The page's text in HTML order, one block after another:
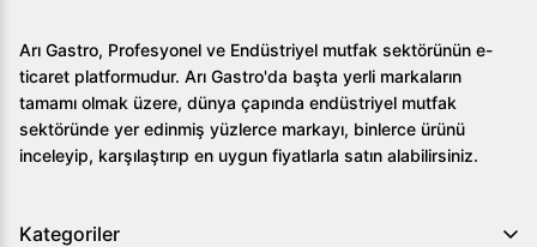
Arı Gastro, Profesyonel ve Endüstriyel mutfak sektörünün e-
ticaret platformudur. Arı Gastro'da başta yerli markaların
tamamı olmak üzere, dünya çapında endüstriyel mutfak
sektöründe yer edinmiş yüzlerce markayı, binlerce ürünü
inceleyip, karşılaştırıp en uygun fiyatlarla satın alabilirsiniz.
Kategoriler